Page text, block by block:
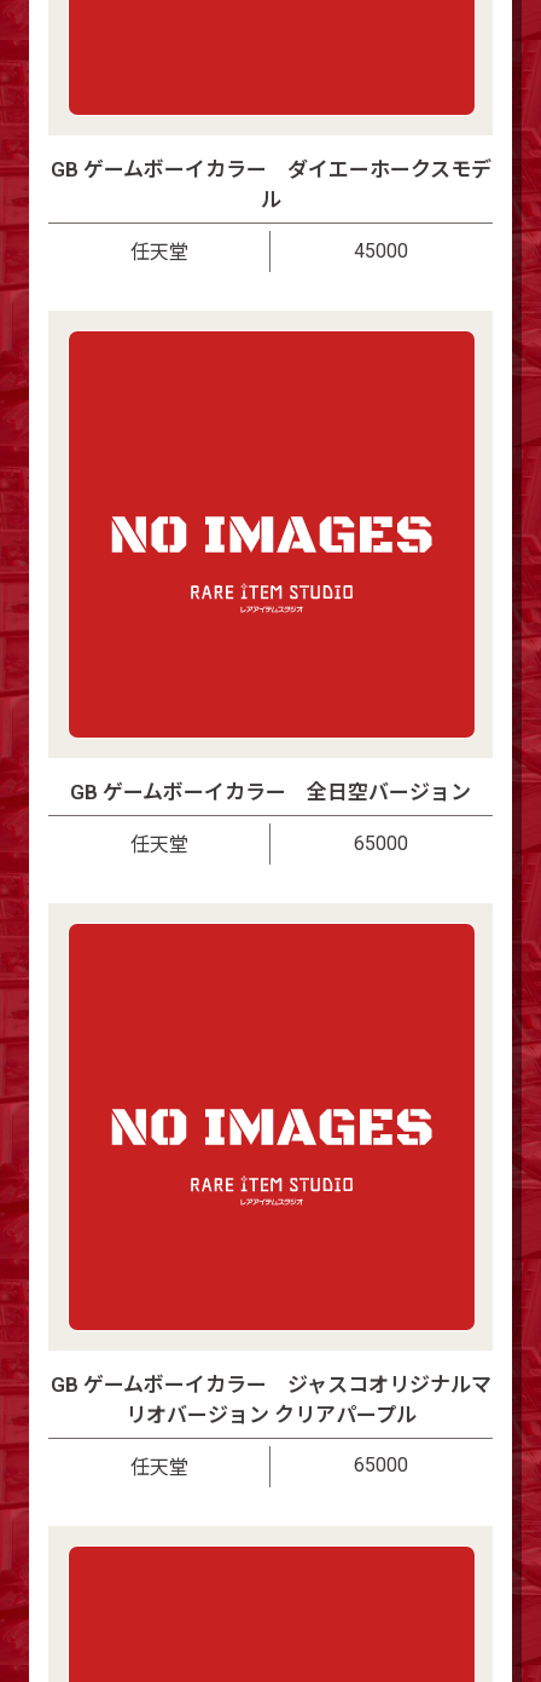
GB ゲームボーイカラー ダイエーホークスモデ
ル
任天堂 45000
GB ゲームボーイカラー 全日空バージョン
任天堂 65000
GB ゲームボーイカラー ジャスコオリジナルマ
リオバージョン クリアパープル
任天堂 65000